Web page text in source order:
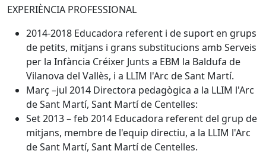
EXPERIÈNCIA PROFESSIONAL
2014-2018 Educadora referent i de suport en grups
de petits, mitjans i grans substitucions amb Serveis
per la Infància Créixer Junts a EBM la Baldufa de
Vilanova del Vallès, i a LLIM l'Arc de Sant Martí.
Març –jul 2014 Directora pedagògica a la LLIM l'Arc
de Sant Martí, Sant Martí de Centelles:
Set 2013 – feb 2014 Educadora referent del grup de
mitjans, membre de l'equip directiu, a la LLIM l'Arc
de Sant Martí, Sant Martí de Centelles.